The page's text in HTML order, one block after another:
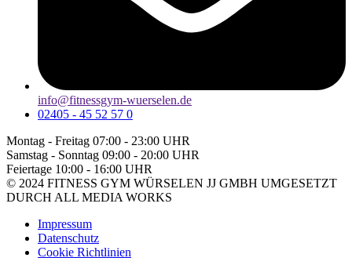
info@fitnessgym-wuerselen.de
02405 - 45 52 57 0
Montag - Freitag 07:00 - 23:00 UHR
Samstag - Sonntag 09:00 - 20:00 UHR
Feiertage 10:00 - 16:00 UHR
© 2024 FITNESS GYM WÜRSELEN JJ GMBH UMGESETZT
DURCH ALL MEDIA WORKS
Impressum
Datenschutz
Cookie Richtlinien